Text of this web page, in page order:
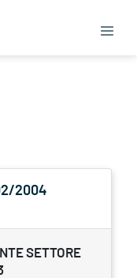
2004
SETTORE